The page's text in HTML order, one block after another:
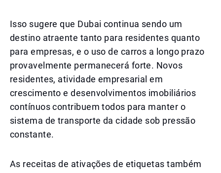
Isso sugere que Dubai continua sendo um
destino atraente tanto para residentes quanto
para empresas, e o uso de carros a longo prazo
provavelmente permanecerá forte. Novos
residentes, atividade empresarial em
crescimento e desenvolvimentos imobiliários
contínuos contribuem todos para manter o
sistema de transporte da cidade sob pressão
constante.
As receitas de ativações de etiquetas também